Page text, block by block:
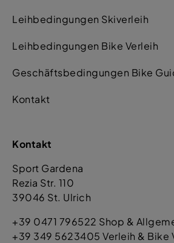
Leihbedingungen Skiverleih
Leihbedingungen Bike Verleih
Geschäftsbedingungen Bike
Kontakt
Kontakt
Sport Gardena
Rezia Str. 110
39046 St. Ulrich
+39 0471 796522 Shop &
+39 349 5623405 Verleih & Bike